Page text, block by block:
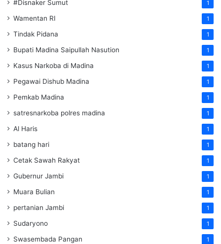
#Disnaker Sumut 1
Wamentan RI 1
Tindak Pidana 1
Bupati Madina Saipullah Nasution 1
Kasus Narkoba di Madina 1
Pegawai Dishub Madina 1
Pemkab Madina 1
satresnarkoba polres madina 1
Al Haris 1
batang hari 1
Cetak Sawah Rakyat 1
Gubernur Jambi 1
Muara Bulian 1
pertanian Jambi 1
Sudaryono 1
Swasembada Pangan 1